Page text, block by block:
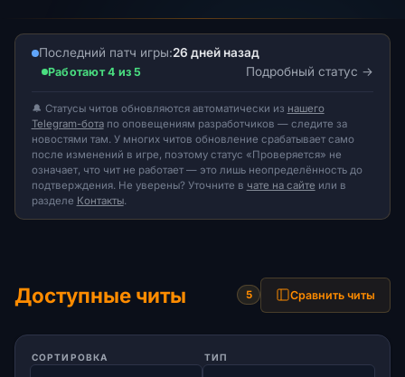
Последний патч игры:26 дней назад
Работают 4 из 5 Подробный статус
🔔 Статусы читов обновляются автоматически из нашего
Telegram-ботапо оповещениям разработчиков — следите за
новостями там. У многих читов обновление срабатывает само
после изменений в игре, поэтому статус «Проверяется» не
означает, что чит не работает — это лишь неопределённость до
подтверждения. Не уверены? Уточните в чате на сайте или в
разделе Контакты.
Доступные читы 5 Сравнить читы
СОРТИРОВКА ТИП